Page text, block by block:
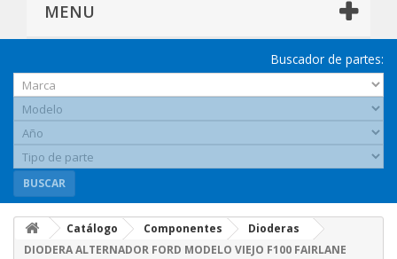
MENU
Buscador de partes:
BUSCAR
Catálogo Componentes
Dioderas
DIODERA ALTERNADOR FORD MODELO VIEJO F100 FAIRLANE